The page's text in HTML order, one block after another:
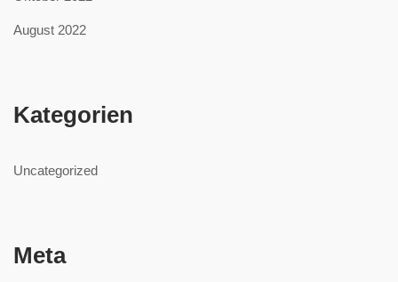
August 2022
Kategorien
Uncategorized
Meta